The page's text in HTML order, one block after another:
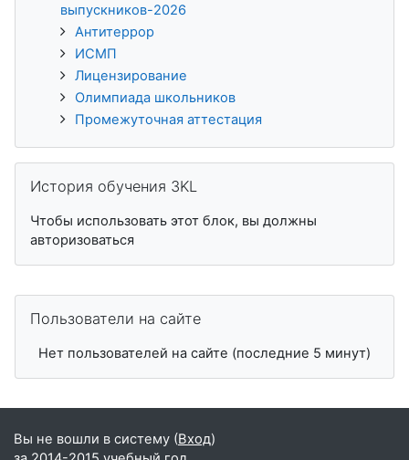
выпускников-2026
Антитеррор
ИСМП
Лицензирование
Олимпиада школьников
Промежуточная аттестация
История обучения 3KL
Чтобы использовать этот блок, вы должны
авторизоваться
Пользователи на сайте
Нет пользователей на сайте (последние 5 минут)
Вы не вошли в систему (Вход)